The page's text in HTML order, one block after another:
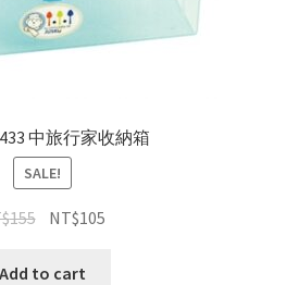
中旅行家收納箱
SALE!
155 NT$105
Add to cart